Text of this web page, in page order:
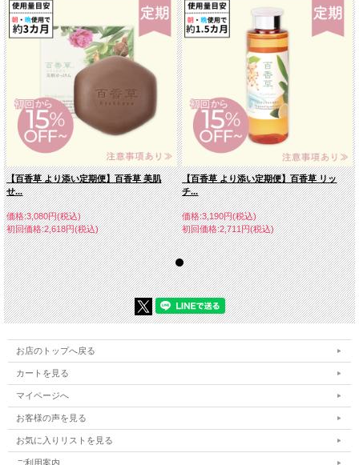
【百香草 より添い定期便】百香草 美肌
せ...
価格:3,080円(税込)
初回価格:2,618円(税込)
【百香草 より添い定期便】百香草 リッ
チ...
価格:3,190円(税込)
初回価格:2,711円(税込)
お店のトップへ戻る
カートを見る
マイページへ
お客様の声を見る
お気に入りリストを見る
ご利用案内